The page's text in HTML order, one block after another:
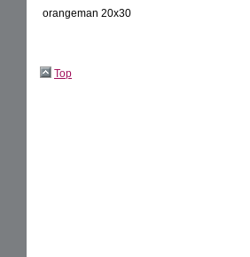
orangeman 20x30
Top